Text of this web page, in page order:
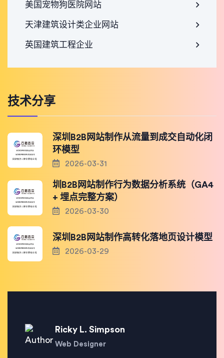
美国宠物狗医院网站
天津建筑设计类企业网站
英国建筑工程企业
技术分享
深圳B2B网站制作从流量到成交自动化闭
环模型
2026-03-31
圳B2B网站制作行为数据分析系统（GA4
+ 埋点完整方案）
2026-03-30
深圳B2B网站制作高转化落地页设计模型
2026-03-29
Ricky L. Simpson
Web Designer